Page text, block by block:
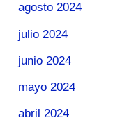
agosto 2024
julio 2024
junio 2024
mayo 2024
abril 2024